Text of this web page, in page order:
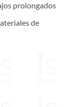
prolongados
de